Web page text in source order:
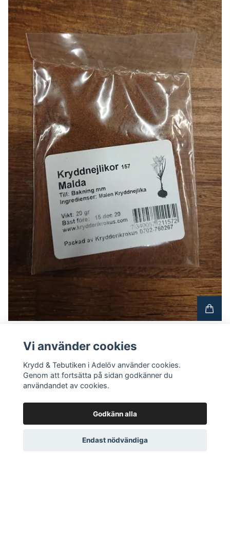
Vi använder cookies
Krydd & Tebutiken i Adelöv använder cookies.
Genom att fortsätta på sidan godkänner du
användandet av cookies.
Godkänn alla
Endast nödvändiga